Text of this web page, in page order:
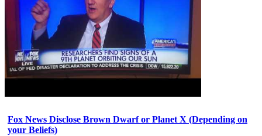
Fox News Disclose Brown Dwarf or Planet X (Depending on
your Beliefs)